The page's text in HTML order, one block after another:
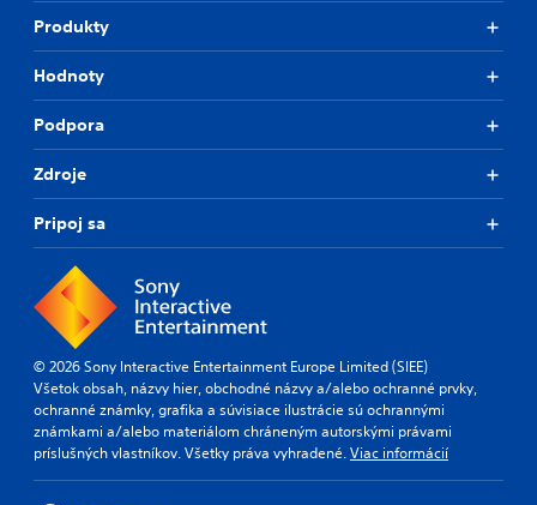
Produkty
Hodnoty
Podpora
Zdroje
Pripoj sa
© 2026 Sony Interactive Entertainment Europe Limited (SIEE)
Všetok obsah, názvy hier, obchodné názvy a/alebo ochranné prvky,
ochranné známky, grafika a súvisiace ilustrácie sú ochrannými
známkami a/alebo materiálom chráneným autorskými právami
príslušných vlastníkov. Všetky práva vyhradené.Viac informácií